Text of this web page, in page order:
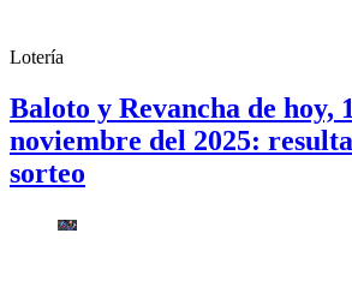
Lotería
Baloto y Revancha de hoy,
noviembre del 2025:
sorteo